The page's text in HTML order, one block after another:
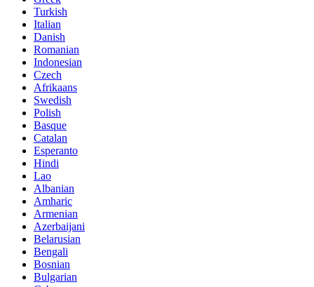
Turkish
Italian
Danish
Romanian
Indonesian
Czech
Afrikaans
Swedish
Polish
Basque
Catalan
Esperanto
Hindi
Lao
Albanian
Amharic
Armenian
Azerbaijani
Belarusian
Bengali
Bosnian
Bulgarian